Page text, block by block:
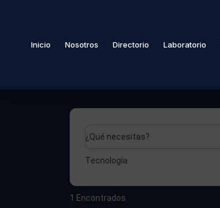
Inicio Nosotros Directorio Laboratorio
¿Qué necesitas?
Tecnología
1 Encontrados